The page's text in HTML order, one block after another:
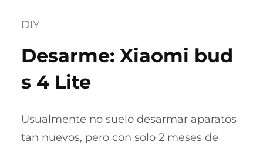
DIY
Desarme: Xiaomi bud
s 4 Lite
Usualmente no suelo desarmar aparatos
tan nuevos, pero con solo 2 meses de